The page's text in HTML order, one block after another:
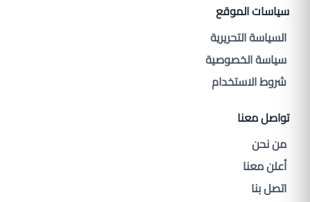
سياسات الموقع
السياسة التحريرية
سياسة الخصوصية
شروط الاستخدام
تواصل معنا
من نحن
أعلن معنا
اتصل بنا